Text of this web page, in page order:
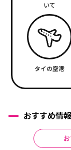
いて
タイの空港
おすすめ情